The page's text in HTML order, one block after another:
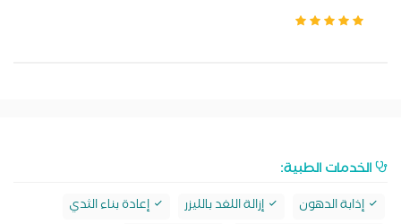
الخدمات الطبية:
إذابة الدهون إزالة اللغد بالليزر
إعادة بناء الثدي